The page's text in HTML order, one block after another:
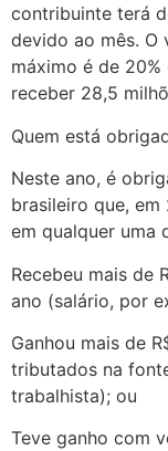
contribuinte terá
devido ao mês. O
máximo é de
receber 28,5
Quem está
Neste ano, é
brasileiro que, em
em qualquer uma
Recebeu mais de
ano (salário, por
Ganhou mais de
tributados na
trabalhista); ou
Teve ganho com